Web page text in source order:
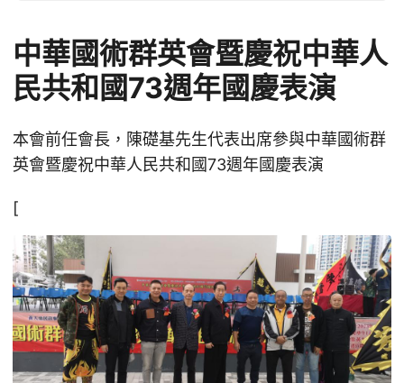
中華國術群英會暨慶祝中華人
民共和國73週年國慶表演
本會前任會長，陳礎基先生代表出席參與中華國術群
英會暨慶祝中華人民共和國73週年國慶表演
[